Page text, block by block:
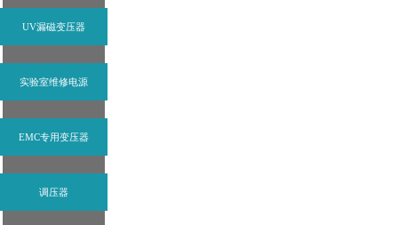
UV漏磁变压器
实验室维修电源
EMC专用变压器
调压器